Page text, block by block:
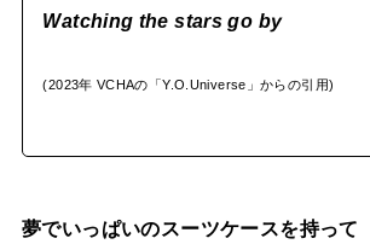
Watching the stars go by
(2023年 VCHAの「Y.O.Universe」からの引用)
夢でいっぱいのスーツケースを持って